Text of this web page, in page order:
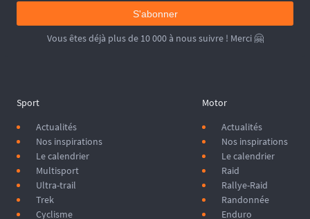
S'abonner
Vous êtes déjà plus de 10 000 à nous suivre ! Merci 🤗
Sport
Actualités
Nos inspirations
Le calendrier
Multisport
Ultra-trail
Trek
Cyclisme
Motor
Actualités
Nos inspirations
Le calendrier
Raid
Rallye-Raid
Randonnée
Enduro